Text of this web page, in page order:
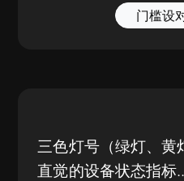
门槛设
三色灯号（绿灯、黄
直觉的设备状态指标